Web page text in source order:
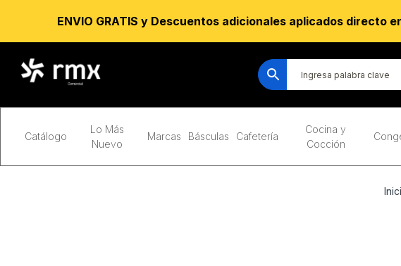
Catálogo
Lo Más
Nuevo
Marcas Básculas Cafetería
Cocina y
Cocción
ENVIO GRATIS y Descuentos adicionales aplicados